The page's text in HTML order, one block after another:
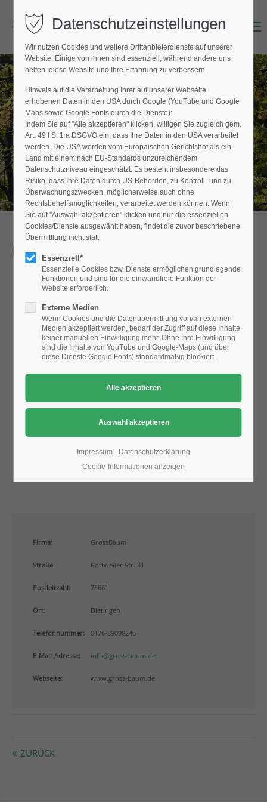
Login
Benutzername (E-Mailadresse)
Passwort
Anmelden
Register|Lost your password?
Support
24h/ 365days
We offer support for our customers
Mon - Fri 8:00am - 5:00pm(GMT +1)
Get in touch
376-293 City Road, Suite 600
San Francisco, CA 94102
info@yourdomain.com
About us
Lorem ipsum dolor sit amet, consectetuer adipiscing
elit.
Aenean commodo ligula eget dolor. Aenean massa.
parturient montes, nascetur ridiculus mus. Donec
Menu
BAUMPFLEGER FINDEN
Hier finden Sie den Fachbetrieb in Ihrer
Nähe
Detailansicht
nicht angezeigt.
Bitte ändern Sie dieDatenschutz-Einstellungen, indem Sie
auch "externe Medien" zulassen.
Firma: GrossBaum
Straße: Rottweiler Str. 31
Postleitzahl: 78661
Ort: Dietingen
Telefonnummer: 0176-89098246
E-Mail-Adresse: info@gross-baum.de
Webseite: www.gross-baum.de
ZURÜCK
Datenschutzeinstellungen
Wir nutzen Cookies und weitere Drittanbieterdienste auf unserer
Website. Einige von ihnen sind essenziell, während andere uns
helfen, diese Website und Ihre Erfahrung zu verbessern.
Hinweis auf die Verarbeitung Ihrer auf unserer Webseite
erhobenen Daten in den USA durch Google (YouTube und Google
Maps sowie Google Fonts durch die Dienste):
Indem Sie auf "Alle akzeptieren" klicken, willigen Sie zugleich gem.
Art. 49 I S. 1 a DSGVO ein, dass Ihre Daten in den USA verarbeitet
werden. Die USA werden vom Europäischen Gerichtshof als ein
Land mit einem nach EU-Standards unzureichendem
Datenschutzniveau eingeschätzt. Es besteht insbesondere das
Risiko, dass Ihre Daten durch US-Behörden, zu Kontroll- und zu
Überwachungszwecken, möglicherweise auch ohne
Rechtsbehelfsmöglichkeiten, verarbeitet werden können. Wenn
Sie auf "Auswahl akzeptieren" klicken und nur die essenziellen
Cookies/Dienste ausgewählt haben, findet die zuvor beschriebene
Übermittlung nicht statt.
Essenziell*
Essenzielle Cookies bzw. Dienste ermöglichen grundlegende
Funktionen und sind für die einwandfreie Funktion der
Website erforderlich.
Externe Medien
Wenn Cookies und die Datenübermittlung von/an externen
Medien akzeptiert werden, bedarf der Zugriff auf diese Inhalte
keiner manuellen Einwilligung mehr. Ohne Ihre Einwilligung
sind die Inhalte von YouTube und Google-Maps (und über
diese Dienste Google Fonts) standardmäßig blockiert.
Impressum
Datenschutzerklärung
Cookie-Informationen anzeigen